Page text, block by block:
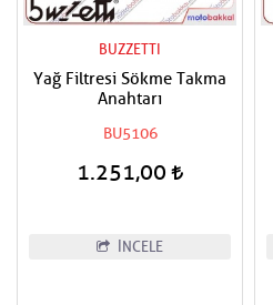
BUZZETTI
Yağ Filtresi Sökme Takma
Anahtarı
BU5106
1.251,00
İNCELE